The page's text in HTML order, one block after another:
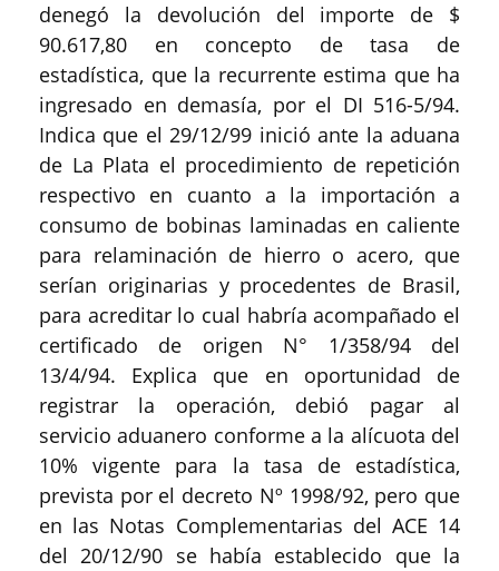
denegó la devolución del importe de $
90.617,80 en concepto de tasa de
estadística, que la recurrente estima que ha
ingresado en demasía, por el DI 516-5/94.
Indica que el 29/12/99 inició ante la aduana
de La Plata el procedimiento de repetición
respectivo en cuanto a la importación a
consumo de bobinas laminadas en caliente
para relaminación de hierro o acero, que
serían originarias y procedentes de Brasil,
para acreditar lo cual habría acompañado el
certificado de origen N° 1/358/94 del
13/4/94. Explica que en oportunidad de
registrar la operación, debió pagar al
servicio aduanero conforme a la alícuota del
10% vigente para la tasa de estadística,
prevista por el decreto Nº 1998/92, pero que
en las Notas Complementarias del ACE 14
del 20/12/90 se había establecido que la